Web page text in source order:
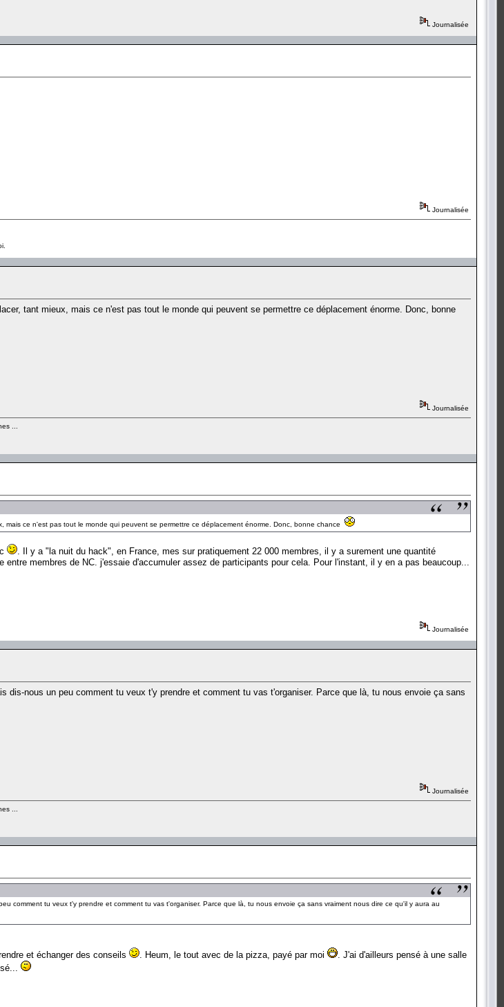
Journalisée
Journalisée
tant mieux, mais ce n'est pas tout le monde qui peuvent se permettre ce déplacement énorme. Donc, bonne
Journalisée
...
mais ce n'est pas tout le monde qui peuvent se permettre ce déplacement énorme. Donc, bonne chance
. Il y a "la nuit du hack", en France, mes sur pratiquement 22 000 membres, il y a surement une quantité
membres de NC. j'essaie d'accumuler assez de participants pour cela. Pour l'instant, il y en a pas beaucoup...
Journalisée
dis-nous un peu comment tu veux t'y prendre et comment tu vas t'organiser. Parce que là, tu nous envoie ça sans
Journalisée
...
comment tu veux t'y prendre et comment tu vas t'organiser. Parce que là, tu nous envoie ça sans vraiment nous dire ce qu'il y aura au
et échanger des conseils
. Heum, le tout avec de la pizza, payé par moi
. J'ai d'ailleurs pensé à une salle